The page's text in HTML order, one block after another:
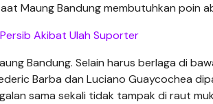
Maung Bandung membutuhkan poin
Akibat Ulah Suporter
Bandung. Selain harus berlaga di
Barba dan Luciano Guaycochea
sama sekali tidak tampak di raut